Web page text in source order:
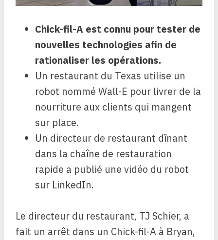
Chick-fil-A est connu pour tester de
nouvelles technologies afin de
rationaliser les opérations.
Un restaurant du Texas utilise un
robot nommé Wall-E pour livrer de la
nourriture aux clients qui mangent
sur place.
Un directeur de restaurant dînant
dans la chaîne de restauration
rapide a publié une vidéo du robot
sur LinkedIn.
Le directeur du restaurant, TJ Schier, a
fait un arrêt dans un Chick-fil-A à Bryan,